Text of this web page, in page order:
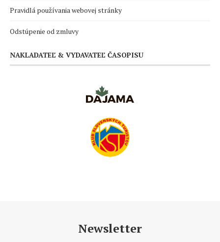
Pravidlá používania webovej stránky
Odstúpenie od zmluvy
NAKLADATEĽ & VYDAVATEĽ ČASOPISU
Newsletter